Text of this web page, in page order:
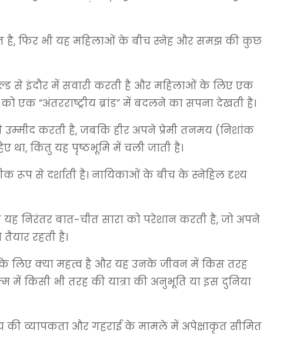
है, फिर भी यह महिलाओं के बीच स्नेह और समझ की कुछ
से इंदौर में सवारी करती है और महिलाओं के लिए एक
“अंतरराष्ट्रीय ब्रांड” में बदलने का सपना देखती है।
उम्मीद करती है, जबकि हीर अपने प्रेमी तनमय (निशांक
था, किंतु यह पृष्ठभूमि में चली जाती है।
रूप से दर्शाती है। नायिकाओं के बीच के स्नेहिल दृश्य
निरंतर बात-चीत सारा को परेशान करती है, जो अपने
रहती है।
उनके लिए क्या महत्व है और यह उनके जीवन में किस तरह
में किसी भी तरह की यात्रा की अनुभूति या इस दुनिया
व्यापकता और गहराई के मामले में अपेक्षाकृत सीमित